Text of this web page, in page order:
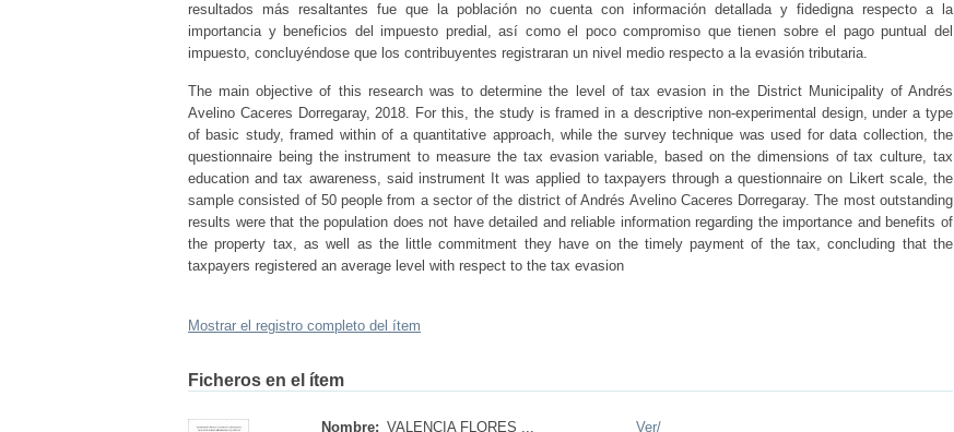
resultados más resaltantes fue que la población no cuenta con información detallada y fidedigna respecto a la
importancia y beneficios del impuesto predial, así como el poco compromiso que tienen sobre el pago puntual del
impuesto, concluyéndose que los contribuyentes registraran un nivel medio respecto a la evasión tributaria.
The main objective of this research was to determine the level of tax evasion in the District Municipality of Andrés
Avelino Caceres Dorregaray, 2018. For this, the study is framed in a descriptive non-experimental design, under a type
of basic study, framed within of a quantitative approach, while the survey technique was used for data collection, the
questionnaire being the instrument to measure the tax evasion variable, based on the dimensions of tax culture, tax
education and tax awareness, said instrument It was applied to taxpayers through a questionnaire on Likert scale, the
sample consisted of 50 people from a sector of the district of Andrés Avelino Caceres Dorregaray. The most outstanding
results were that the population does not have detailed and reliable information regarding the importance and benefits of
the property tax, as well as the little commitment they have on the timely payment of the tax, concluding that the
taxpayers registered an average level with respect to the tax evasion
Mostrar el registro completo del ítem
Ficheros en el ítem
Nombre: VALENCIA FLORES ... Ver/